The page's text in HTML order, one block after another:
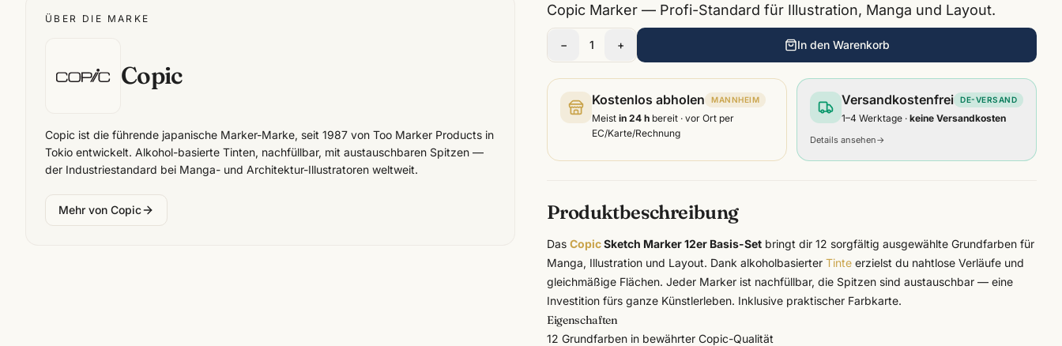
ÜBER DIE MARKE
Copic
Copic ist die führende japanische Marker-Marke, seit 1987 von Too Marker Products in
Tokio entwickelt. Alkohol-basierte Tinten, nachfüllbar, mit austauschbaren Spitzen —
der Industriestandard bei Manga- und Architektur-Illustratoren weltweit.
Mehr von Copic
Copic Marker — Profi-Standard für Illustration, Manga und Layout.
− 1 + In den Warenkorb
Kostenlos abholen MANNHEIM
Meist in 24 h bereit · vor Ort per
EC/Karte/Rechnung
Versandkostenfrei DE-VERSAND
1–4 Werktage · keine Versandkosten
Details ansehen→
Produktbeschreibung
Das CopicSketch Marker 12er Basis-Set bringt dir 12 sorgfältig ausgewählte Grundfarben für
Manga, Illustration und Layout. Dank alkoholbasierter Tinte erzielst du nahtlose Verläufe und
gleichmäßige Flächen. Jeder Marker ist nachfüllbar, die Spitzen sind austauschbar — eine
Investition fürs ganze Künstlerleben. Inklusive praktischer Farbkarte.
Eigenschaften
12 Grundfarben in bewährter Copic-Qualität